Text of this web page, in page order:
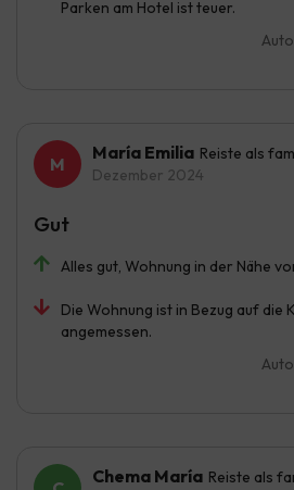
Parken am Hotel ist teuer.
María Emilia Reiste als
Dezember 2024
Alles gut, Wohnung in der Nähe
Die Wohnung ist in Bezug auf die
angemessen.
Gut
Chema María Reiste als